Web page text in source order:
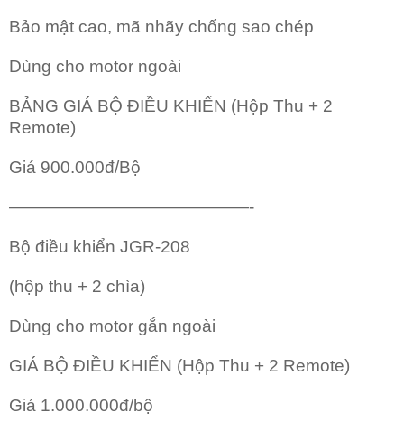
Bảo mật cao, mã nhãy chống sao chép
Dùng cho motor ngoài
BẢNG GIÁ BỘ ĐIỀU KHIỂN (Hộp Thu + 2
Remote)
Giá 900.000đ/Bộ
——————————————-
Bộ điều khiển JGR-208
(hộp thu + 2 chìa)
Dùng cho motor gắn ngoài
GIÁ BỘ ĐIỀU KHIỂN (Hộp Thu + 2 Remote)
Giá 1.000.000đ/bộ